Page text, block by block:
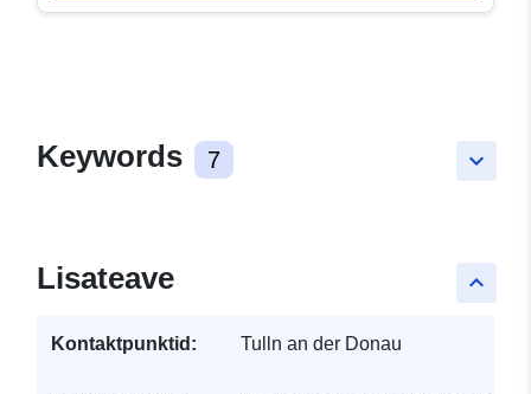
keyboard_arrow_down
Keywords 7
keyboard_arrow_up
Lisateave
Kontaktpunktid: Tulln an der Donau